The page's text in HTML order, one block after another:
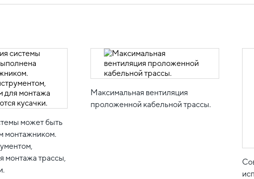
может быть
монтажником.
монтажа трассы,
Максимальная вентиляция
проложенной кабельной трассы.